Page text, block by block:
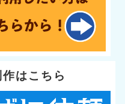
はこちら